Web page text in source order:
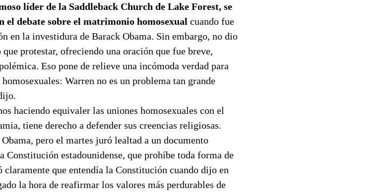
líder de la Saddleback Church de Lake Forest, se
el debate sobre el matrimonio homosexual cuando fue
en la investidura de Barack Obama. Sin embargo, no dio
protestar, ofreciendo una oración que fue breve,
Eso pone de relieve una incómoda verdad para
Warren no es un problema tan grande
haciendo equivaler las uniones homosexuales con el
tiene derecho a defender sus creencias religiosas.
pero el martes juró lealtad a un documento
Constitución estadounidense, que prohíbe toda forma de
que entendía la Constitución cuando dijo en
la hora de reafirmar los valores más perdurables de